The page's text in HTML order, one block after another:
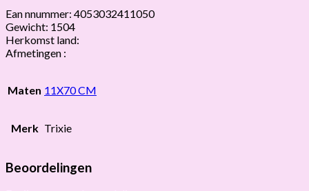
Ean nnummer: 4053032411050
Gewicht: 1504
Herkomst land:
Afmetingen :
Maten 11X70 CM
Merk Trixie
Beoordelingen